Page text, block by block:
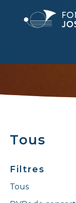
Tous
Filtres
Tous